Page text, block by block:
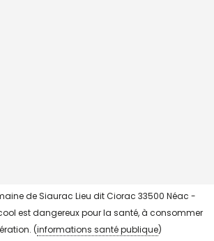
de Siaurac Lieu dit Ciorac 33500 Néac -
est dangereux pour la santé, à consommer
(informations santé publique)